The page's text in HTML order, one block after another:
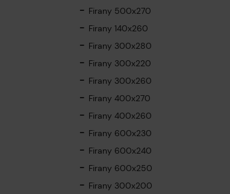
Firany 500x270
Firany 140x260
Firany 300x280
Firany 300x220
Firany 300x260
Firany 400x270
Firany 400x260
Firany 600x230
Firany 600x240
Firany 600x250
Firany 300x200